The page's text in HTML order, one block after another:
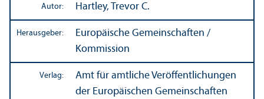
Autor: Hartley, Trevor C.
Herausgeber:
Europäische Gemeinschaften /
Kommission
Verlag:
Amt für amtliche Veröffentlichungen
der Europäischen Gemeinschaften